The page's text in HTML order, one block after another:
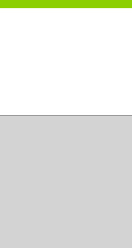
Direkt zum Inhalt